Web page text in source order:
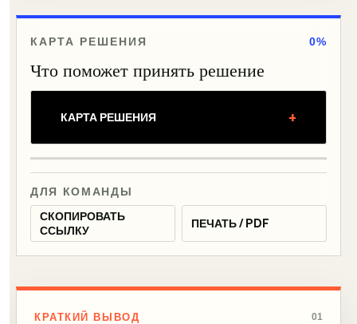
КАРТА РЕШЕНИЯ 0%
Что поможет принять решение
КАРТА РЕШЕНИЯ +
ДЛЯ КОМАНДЫ
СКОПИРОВАТЬ
ССЫЛКУ
ПЕЧАТЬ / PDF
КРАТКИЙ ВЫВОД 01